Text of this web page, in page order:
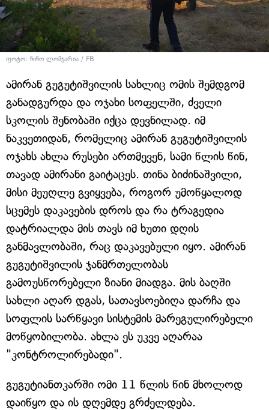
ფოტო: ნინო ლომჯარია / FB
ამირან გუგუტიშვილის სახლიც ომის შემდგომ
განადგურდა და ოჯახი სოფელში, ძველი
სკოლის შენობაში იქცა დევნილად. იმ
ნაკვეთიდან, რომელიც ამირან გუგუტიშვილის
ოჯახს ახლა რუსები ართმევენ, სამი წლის წინ,
თავად ამირანი გაიტაცეს. თინა ბიძინაშვილი,
მისი მეუღლე გვიყვება, როგორ უმოწყალოდ
სცემეს დაკავების დროს და რა ტრაგედია
დატრიალდა მის თავს იმ ხუთი დღის
განმავლობაში, რაც დაკავებული იყო. ამირან
გუგუტიშვილის ჯანმრთელობას
გამოუსწორებელი ზიანი მიადგა. მის ბაღში
სახლი აღარ დგას, სათავსოებიღა დარჩა და
სოფლის სარწყავი სისტემის მარეგულირებელი
მოწყობილობა. ახლა ეს უკვე აღარაა
"კონტროლირებადი".
გუგუტიანთკარში ომი 11 წლის წინ მხოლოდ
დაიწყო და ის დღემდე გრძელდება.